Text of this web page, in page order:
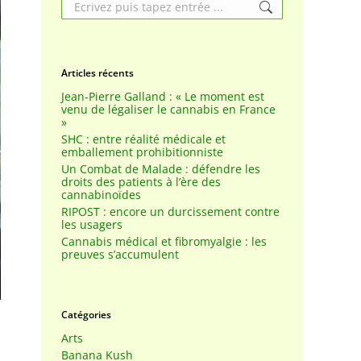
Articles récents
Jean-Pierre Galland : « Le moment est
venu de légaliser le cannabis en France
»
SHC : entre réalité médicale et
emballement prohibitionniste
Un Combat de Malade : défendre les
droits des patients à l’ère des
cannabinoïdes
RIPOST : encore un durcissement contre
les usagers
Cannabis médical et fibromyalgie : les
preuves s’accumulent
Catégories
Arts
Banana Kush